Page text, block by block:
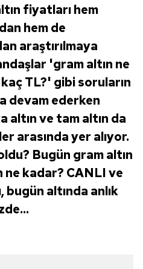
fiyatları hem
hem de
araştırılmaya
'gram altın ne
TL?' gibi soruların
devam ederken
altın ve tam altın da
arasında yer alıyor.
Bugün gram altın
ne kadar? CANLI ve
altında anlık